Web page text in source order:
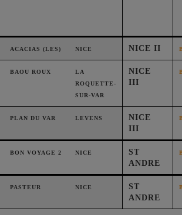
ACACIAS (LES) NICE NICE II
BAOU ROUX
LA
ROQUETTE-
SUR-VAR
NICE
III
PLAN DU VAR LEVENS
NICE
III
BON VOYAGE 2 NICE
ST
ANDRE
PASTEUR NICE
ST
ANDRE